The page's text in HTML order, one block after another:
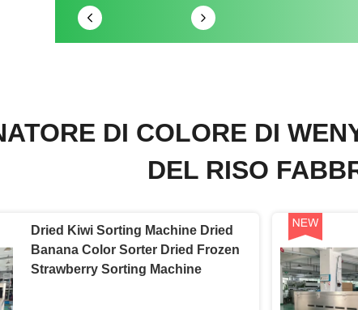
DI COLORE DI
DEL RISO
Dried Kiwi Sorting Machine Dried
Banana Color Sorter Dried Frozen
Strawberry Sorting Machine